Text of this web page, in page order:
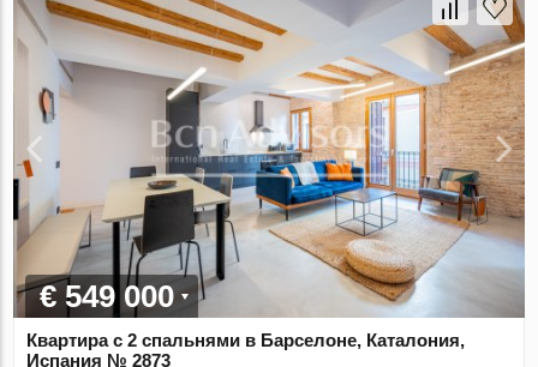
€ 549 000
Квартира с 2 спальнями в Барселоне, Каталония,
Испания № 2873